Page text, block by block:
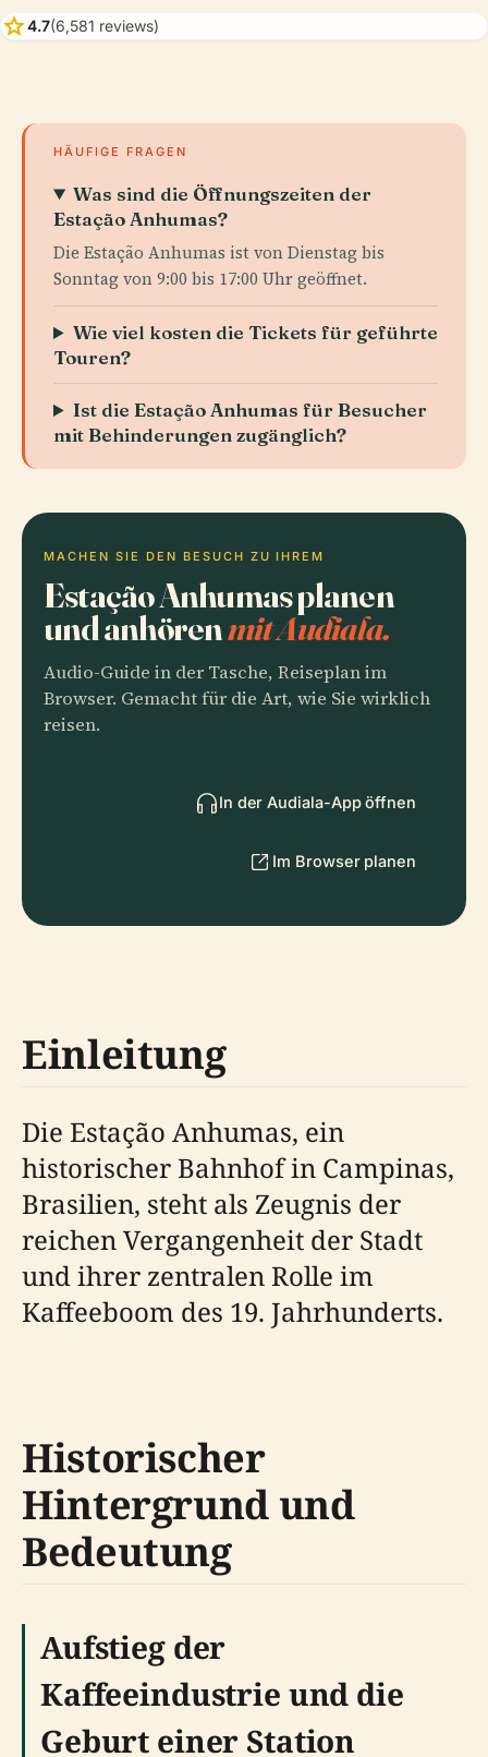
star4.7(6,581 reviews)
HÄUFIGE FRAGEN
Was sind die Öffnungszeiten der
Estação Anhumas?
Die Estação Anhumas ist von Dienstag bis
Sonntag von 9:00 bis 17:00 Uhr geöffnet.
Wie viel kosten die Tickets für geführte
Touren?
Ist die Estação Anhumas für Besucher
mit Behinderungen zugänglich?
MACHEN SIE DEN BESUCH ZU IHREM
Estação Anhumas planen
und anhörenmit Audiala.
Audio-Guide in der Tasche, Reiseplan im
Browser. Gemacht für die Art, wie Sie wirklich
reisen.
In der Audiala-App öffnen
Im Browser planen
Einleitung
Die Estação Anhumas, ein
historischer Bahnhof in Campinas,
Brasilien, steht als Zeugnis der
reichen Vergangenheit der Stadt
und ihrer zentralen Rolle im
Kaffeeboom des 19. Jahrhunderts.
Historischer
Hintergrund und
Bedeutung
Aufstieg der
Kaffeeindustrie und die
Geburt einer Station